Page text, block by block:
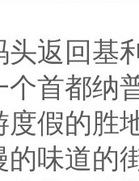
返回基
首都纳
假的胜
味道的